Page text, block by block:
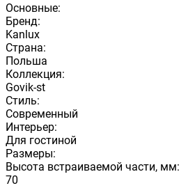
Основные:
Бренд:
Kanlux
Страна:
Польша
Коллекция:
Govik-st
Стиль:
Современный
Интерьер:
Для гостиной
Размеры:
Высота встраиваемой части, мм:
70